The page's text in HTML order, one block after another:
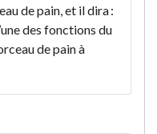
de pain, et il dira :
des fonctions du
de pain à